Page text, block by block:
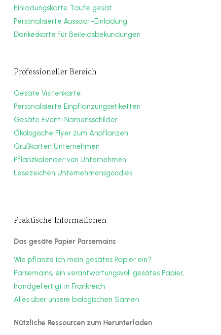
Einladungskarte Taufe gesät
Personalisierte Aussaat-Einladung
Dankeskarte für Beileidsbekundungen
Professioneller Bereich
Gesäte Visitenkarte
Personalisierte Einpflanzungsetiketten
Gesäte Event-Namensschilder
Ökologische Flyer zum Anpflanzen
Grußkarten Unternehmen
Pflanzkalender von Unternehmen
Lesezeichen Unternehmensgoodies
Praktische Informationen
Das gesäte Papier Parsemains
Wie pflanze ich mein gesätes Papier ein?
Parsemains, ein verantwortungsvoll gesätes Papier,
handgefertigt in Frankreich
Alles über unsere biologischen Samen
Nützliche Ressourcen zum Herunterladen